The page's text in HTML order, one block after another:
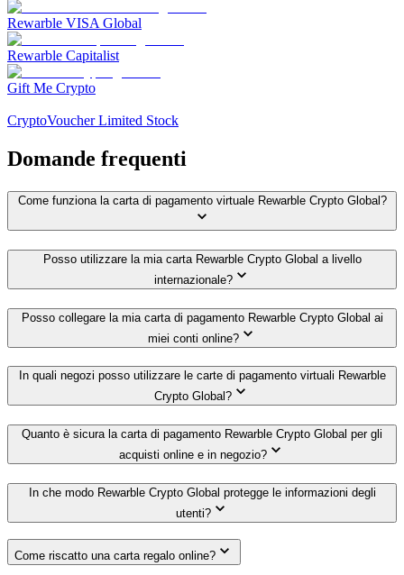
Rewarble VISA Global
Rewarble Capitalist
Gift Me Crypto
CryptoVoucher Limited Stock
Domande frequenti
Come funziona la carta di pagamento virtuale Rewarble Crypto Global?
Posso utilizzare la mia carta Rewarble Crypto Global a livello
internazionale?
Posso collegare la mia carta di pagamento Rewarble Crypto Global ai
miei conti online?
In quali negozi posso utilizzare le carte di pagamento virtuali Rewarble
Crypto Global?
Quanto è sicura la carta di pagamento Rewarble Crypto Global per gli
acquisti online e in negozio?
In che modo Rewarble Crypto Global protegge le informazioni degli
utenti?
Come riscatto una carta regalo online?